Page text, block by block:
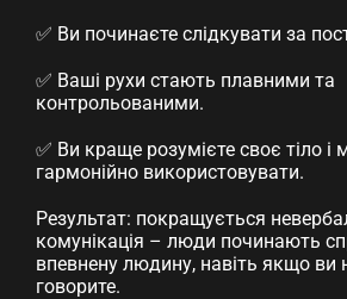
✅ Ви починаєте слідкувати за
✅ Ваші рухи стають плавними та
контрольованими.
✅ Ви краще розумієте своє тіло і
гармонійно використовувати.
Результат: покращується
комунікація – люди починають
впевнену людину, навіть якщо ви
говорите.